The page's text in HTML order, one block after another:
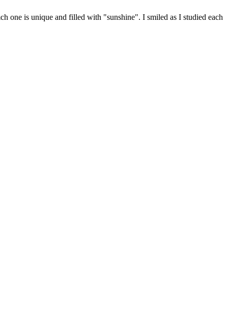
one is unique and filled with "sunshine". I smiled as I studied each